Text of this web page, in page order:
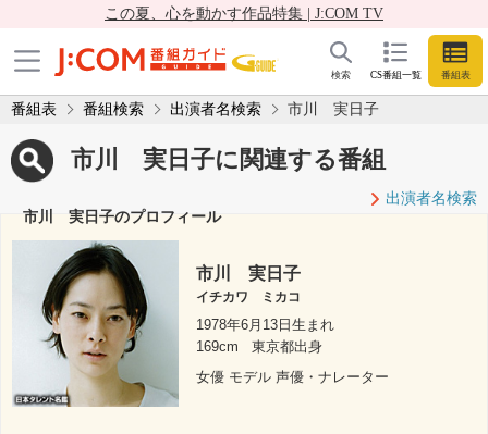
この夏、心を動かす作品特集 | J:COM TV
CS番組一覧 番組表
検索
番組表 番組検索 出演者名検索 市川 実日子
市川 実日子に関連する番組
出演者名検索
市川 実日子のプロフィール
市川 実日子
イチカワ ミカコ
1978年6月13日生まれ
169cm
東京都出身
女優 モデル 声優・ナレーター